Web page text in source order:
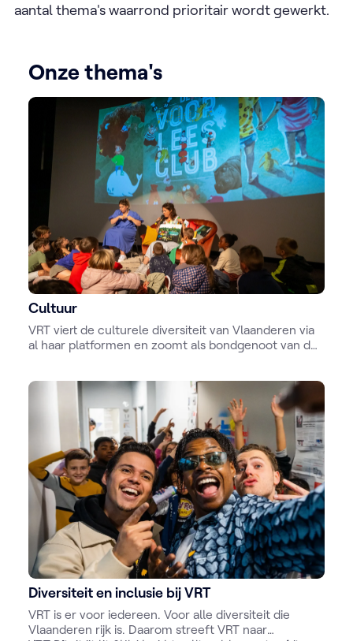
aantal thema's waarrond prioritair wordt gewerkt.
Onze thema's
Cultuur
VRT viert de culturele diversiteit van Vlaanderen via
al haar platformen en zoomt als bondgenoot van de
niet alles: ook disciplines als architectuur, games,
erfgoed of opera en andere disciplines komen aan
Diversiteit en inclusie bij VRT
VRT is er voor iedereen. Voor alle diversiteit die
Vlaanderen rijk is. Daarom streeft VRT naar